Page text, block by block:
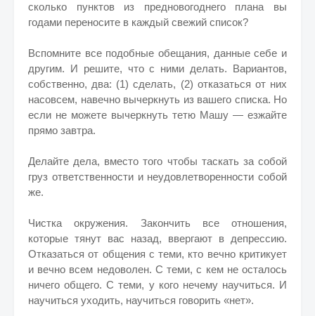
сколько пунктов из предновогоднего плана вы
годами переносите в каждый свежий список?
Вспомните все подобные обещания, данные себе и
другим. И решите, что с ними делать. Вариантов,
собственно, два: (1) сделать, (2) отказаться от них
насовсем, навечно вычеркнуть из вашего списка. Но
если не можете вычеркнуть тетю Машу — езжайте
прямо завтра.
Делайте дела, вместо того чтобы таскать за собой
груз ответственности и неудовлетворенности собой
же.
Чистка окружения. Закончить все отношения,
которые тянут вас назад, ввергают в депрессию.
Отказаться от общения с теми, кто вечно критикует
и вечно всем недоволен. С теми, с кем не осталось
ничего общего. С теми, у кого нечему научиться. И
научиться уходить, научиться говорить «нет».